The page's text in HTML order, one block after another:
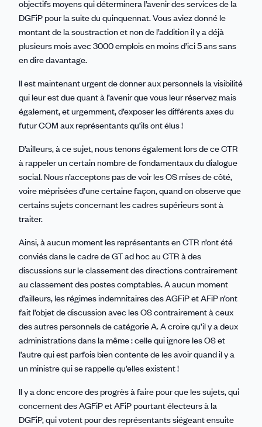
objectifs moyens qui déterminera l’avenir des services de la
DGFiP pour la suite du quinquennat. Vous aviez donné le
montant de la soustraction et non de l’addition il y a déjà
plusieurs mois avec 3000 emplois en moins d’ici 5 ans sans
en dire davantage.
Il est maintenant urgent de donner aux personnels la visibilité
qui leur est due quant à l’avenir que vous leur réservez mais
également, et urgemment, d’exposer les différents axes du
futur COM aux représentants qu’ils ont élus !
D’ailleurs, à ce sujet, nous tenons également lors de ce CTR
à rappeler un certain nombre de fondamentaux du dialogue
social. Nous n’acceptons pas de voir les OS mises de côté,
voire méprisées d’une certaine façon, quand on observe que
certains sujets concernant les cadres supérieurs sont à
traiter.
Ainsi, à aucun moment les représentants en CTR n’ont été
conviés dans le cadre de GT ad hoc au CTR à des
discussions sur le classement des directions contrairement
au classement des postes comptables. A aucun moment
d’ailleurs, les régimes indemnitaires des AGFiP et AFiP n’ont
fait l’objet de discussion avec les OS contrairement à ceux
des autres personnels de catégorie A. A croire qu’il y a deux
administrations dans la même : celle qui ignore les OS et
l’autre qui est parfois bien contente de les avoir quand il y a
un ministre qui se rappelle qu’elles existent !
Il y a donc encore des progrès à faire pour que les sujets, qui
concernent des AGFiP et AFiP pourtant électeurs à la
DGFiP, qui votent pour des représentants siégeant ensuite